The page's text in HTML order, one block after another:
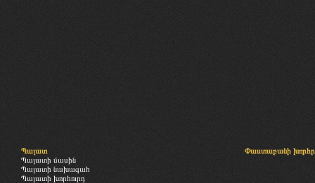
Պալատ
Պալատի մասին
Պալատի նախագահ
Պալատի խորհուրդ
Փաստաբանի